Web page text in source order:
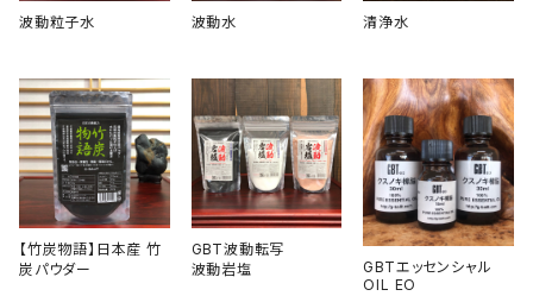
波動粒子水 波動水 清浄水
【竹炭物語】日本産 竹
炭パウダー
GBT波動転写
波動岩塩
GBTエッセンシャル
OIL EO